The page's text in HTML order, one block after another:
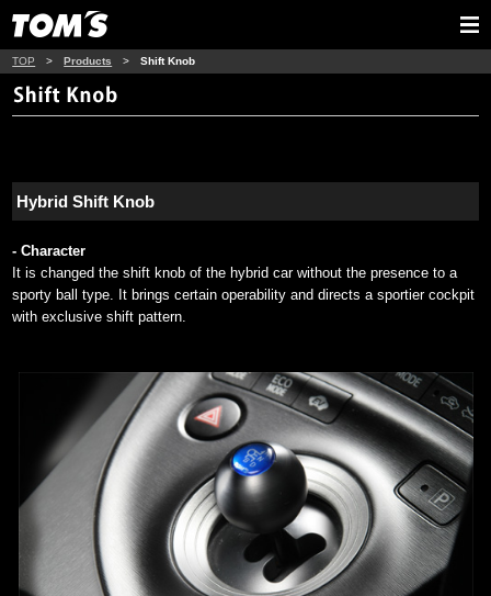
TOP >Products >Shift Knob
Hybrid Shift Knob
- Character
It is changed the shift knob of the hybrid car without the presence to a
sporty ball type. It brings certain operability and directs a sportier cockpit
with exclusive shift pattern.